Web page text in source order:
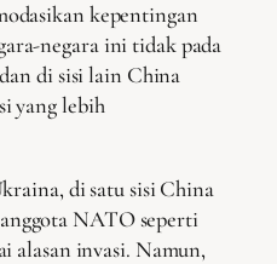
kepentingan
negara ini tidak pada
di sisi lain China
yang lebih
di satu sisi China
NATO seperti
alasan invasi. Namun,